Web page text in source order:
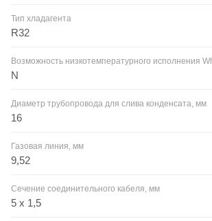
Тип хладагента
R32
Возможность низкотемпературного исполнения
N
Диаметр трубопровода для слива конденсата, мм
16
Газовая линия, мм
9,52
Сечение соединительного кабеля, мм
5 х 1,5